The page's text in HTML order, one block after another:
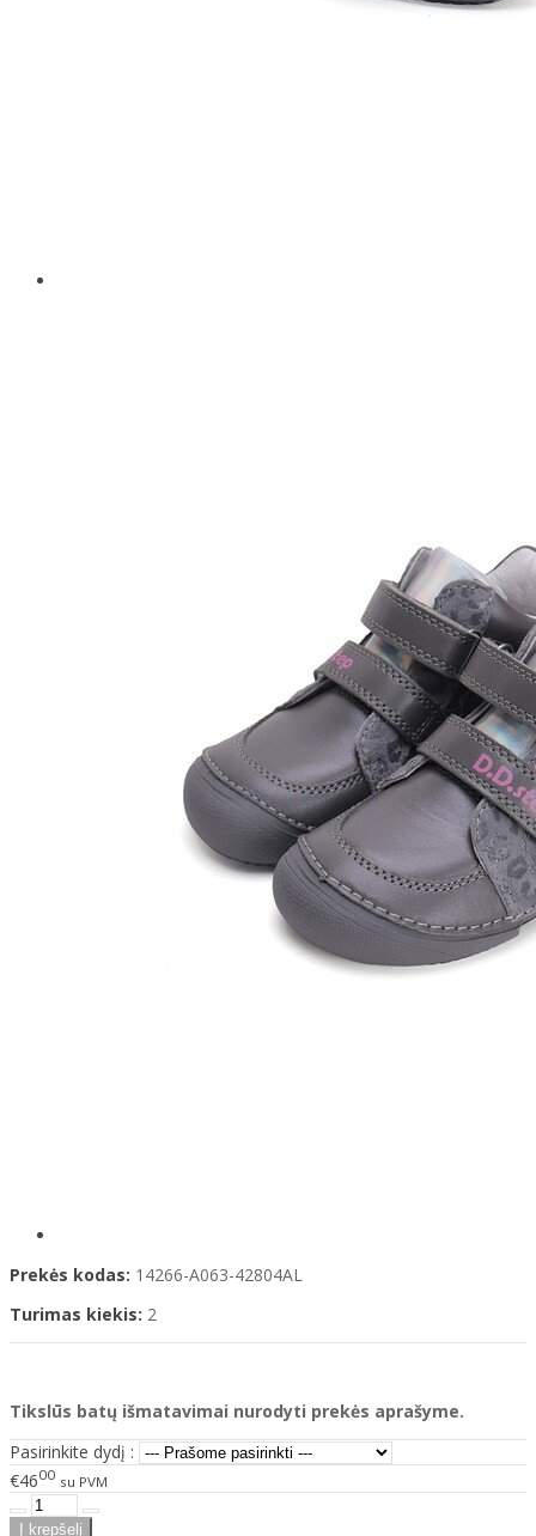
Prekės kodas: 14266-A063-42804AL
Turimas kiekis: 2
Tikslūs batų išmatavimai nurodyti prekės aprašyme.
Pasirinkite dydį :
€4600 su PVM